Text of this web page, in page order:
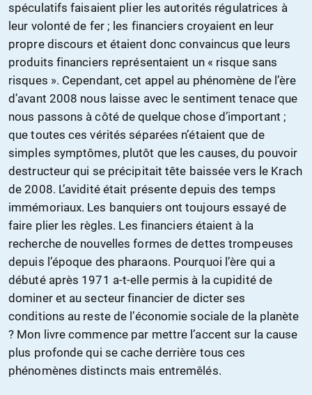
spéculatifs faisaient plier les autorités régulatrices à
leur volonté de fer ; les financiers croyaient en leur
propre discours et étaient donc convaincus que leurs
produits financiers représentaient un « risque sans
risques ». Cependant, cet appel au phénomène de l’ère
d’avant 2008 nous laisse avec le sentiment tenace que
nous passons à côté de quelque chose d’important ;
que toutes ces vérités séparées n’étaient que de
simples symptômes, plutôt que les causes, du pouvoir
destructeur qui se précipitait tête baissée vers le Krach
de 2008. L’avidité était présente depuis des temps
immémoriaux. Les banquiers ont toujours essayé de
faire plier les règles. Les financiers étaient à la
recherche de nouvelles formes de dettes trompeuses
depuis l’époque des pharaons. Pourquoi l’ère qui a
débuté après 1971 a-t-elle permis à la cupidité de
dominer et au secteur financier de dicter ses
conditions au reste de l’économie sociale de la planète
? Mon livre commence par mettre l’accent sur la cause
plus profonde qui se cache derrière tous ces
phénomènes distincts mais entremêlés.